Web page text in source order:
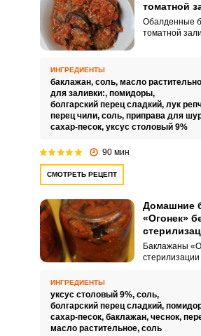
томатной
Обалденные
томатной
разнообразит
кладовой.
ИНГРЕДИЕНТЫ
баклажан, соль, масло
для заливки:, помидоры,
болгарский перец сладкий, лук
перец чили, соль, приправа для
сахар-песок, уксус столовый 9%
90 мин
СМОТРЕТЬ РЕЦЕПТ
Домашние
«Огонек»
Баклажаны
вкусно – не
ИНГРЕДИЕНТЫ
уксус столовый 9%, соль,
болгарский перец сладкий,
сахар-песок, баклажан, чеснок,
масло растительное, соль